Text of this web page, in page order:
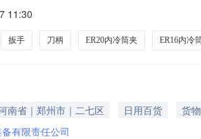
付交货地址：河南省郑州市二七区南三环中
计划原产地
11:30
扳手 刀柄 ER20内冷筒夹 ER16内冷
南省｜郑州市｜二七区 日用百货
货物
有限责任公司